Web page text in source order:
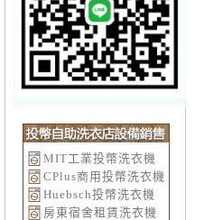
MIT工業投幣洗衣機
CPlus商用投幣洗衣機
Huebsch投幣洗衣機
房東宿舍租賃洗衣機